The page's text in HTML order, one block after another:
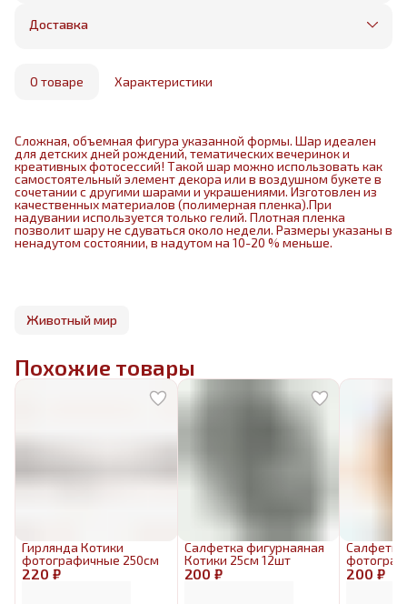
Бесплатная доставка в пределах КАД
маркетплейса
Доставка
О товаре Характеристики
Сложная, объемная фигура указанной формы. Шар идеален
для детских дней рождений, тематических вечеринок и
креативных фотосессий! Такой шар можно использовать как
самостоятельный элемент декора или в воздушном букете в
сочетании с другими шарами и украшениями. Изготовлен из
качественных материалов (полимерная пленка).При
надувании используется только гелий. Плотная пленка
позволит шару не сдуваться около недели. Размеры указаны в
ненадутом состоянии, в надутом на 10-20 % меньше.
Животный мир
Похожие товары
220 ₽
Гирлянда Котики
фотографичные 250см
200 ₽
Салфетка фигурнаяная
Котики 25см 12шт
200 ₽
12шт